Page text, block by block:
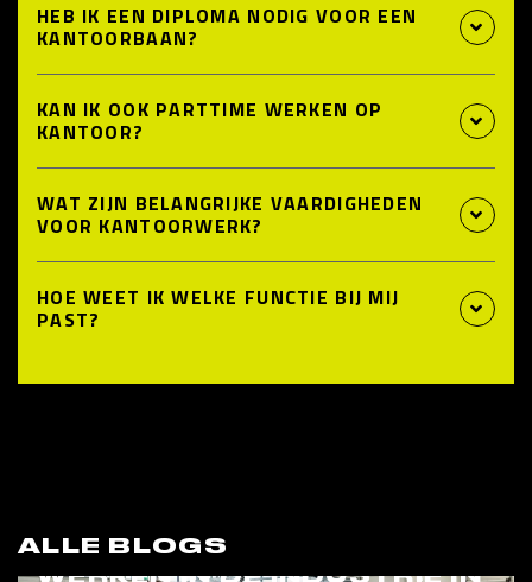
HEB IK EEN DIPLOMA NODIG VOOR EEN
KANTOORBAAN?
KAN IK OOK PARTTIME WERKEN OP
KANTOOR?
WAT ZIJN BELANGRIJKE VAARDIGHEDEN
VOOR KANTOORWERK?
HOE WEET IK WELKE FUNCTIE BIJ MIJ
PAST?
ALLE BLOGS
WERKEN IN DE INDUSTRIE IN